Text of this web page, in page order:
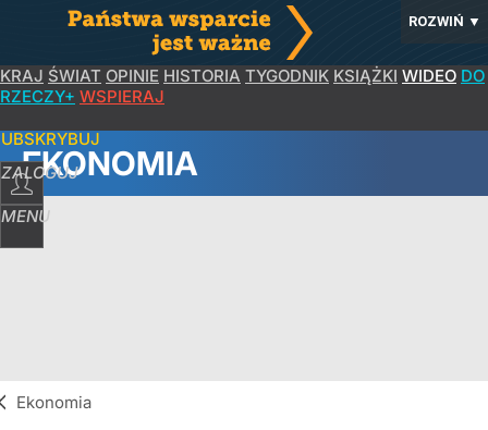
ROZWIŃ ▼
KRAJ ŚWIAT OPINIE HISTORIA TYGODNIK KSIĄŻKI WIDEO DO
RZECZY+ WSPIERAJ
ZALOGUJ
MENU
EKONOMIA
Ekonomia